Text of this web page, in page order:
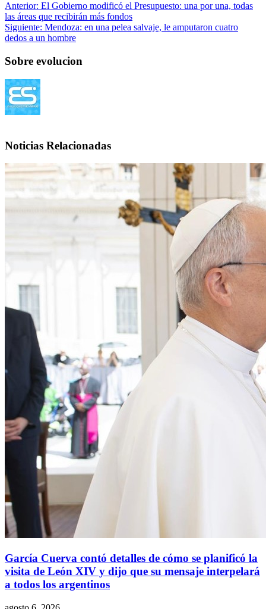
Anterior: El Gobierno modificó el Presupuesto: una por una, todas
las áreas que recibirán más fondos
Siguiente: Mendoza: en una pelea salvaje, le amputaron cuatro
dedos a un hombre
Sobre evolucion
Noticias Relacionadas
García Cuerva contó detalles de cómo se planificó la
visita de León XIV y dijo que su mensaje interpelará
a todos los argentinos